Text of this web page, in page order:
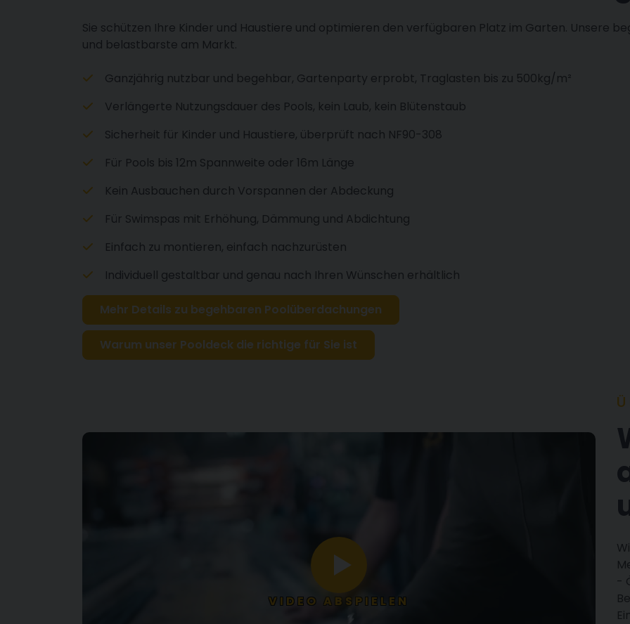
Sie schützen Ihre Kinder und Haustiere und optimieren den verfügbaren Platz im Garten. Unsere
und belastbarste am Markt.
Ganzjährig nutzbar und begehbar, Gartenparty erprobt, Traglasten bis zu 500kg/m²
Verlängerte Nutzungsdauer des Pools, kein Laub, kein Blütenstaub
Sicherheit für Kinder und Haustiere, überprüft nach NF90-308
Für Pools bis 12m Spannweite oder 16m Länge
Kein Ausbauchen durch Vorspannen der Abdeckung
Für Swimspas mit Erhöhung, Dämmung und Abdichtung
Einfach zu montieren, einfach nachzurüsten
Individuell gestaltbar und genau nach Ihren Wünschen erhältlich
Mehr Details zu begehbaren Poolüberdachungen
Warum unser Pooldeck die richtige für Sie ist
VIDEO ABSPIELEN
-